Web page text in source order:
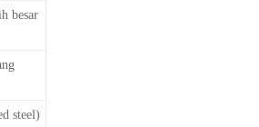
besar
steel)